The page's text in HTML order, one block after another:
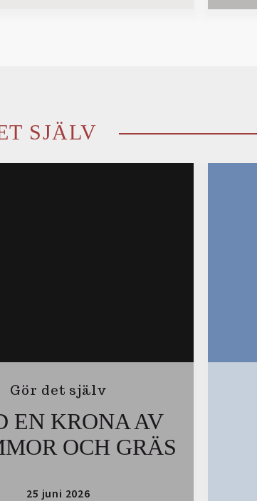
SJÄLV
Gör det själv
EN KRONA AV
OCH GRÄS
25 juni 2026